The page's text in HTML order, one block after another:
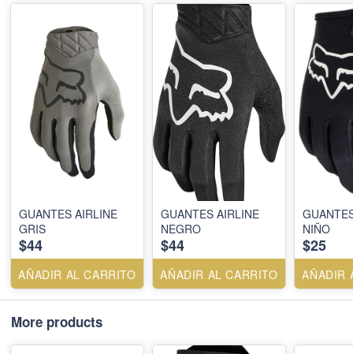
GUANTES AIRLINE
GRIS
$44
AÑADIR AL CARRITO
GUANTES AIRLINE
NEGRO
$44
AÑADIR AL CARRITO
NIÑO
$25
AÑADIR
More products